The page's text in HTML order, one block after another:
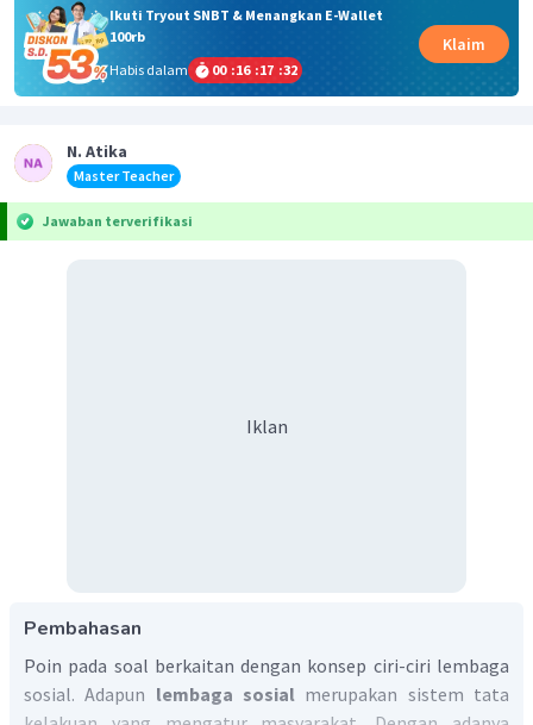
Ikuti Tryout SNBT & Menangkan E-Wallet
100rb
Habis dalam
00 :16 :17 :31
Klaim
N. Atika
Master Teacher
Jawaban terverifikasi
Iklan
Pembahasan
Poin pada soal berkaitan dengan konsep ciri-ciri lembaga
sosial. Adapun lembaga sosial merupakan sistem tata